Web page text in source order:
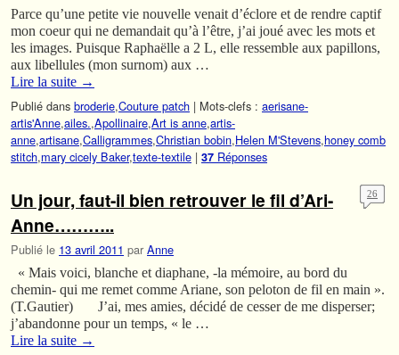
Parce qu’une petite vie nouvelle venait d’éclore et de rendre captif
mon coeur qui ne demandait qu’à l’être, j’ai joué avec les mots et
les images. Puisque Raphaëlle a 2 L, elle ressemble aux papillons,
aux libellules (mon surnom) aux …
Lire la suite →
Publié dans broderie,Couture patch | Mots-clefs : aerisane-
artis'Anne,ailes.,Apollinaire,Art is anne,artis-
anne,artisane,Calligrammes,Christian bobin,Helen M'Stevens,honey comb
stitch,mary cicely Baker,texte-textile | 37 Réponses
Un jour, faut-il bien retrouver le fil d’Ari-
Anne………..
Publié le 13 avril 2011 par Anne
26
« Mais voici, blanche et diaphane, -la mémoire, au bord du
chemin- qui me remet comme Ariane, son peloton de fil en main ».
(T.Gautier) J’ai, mes amies, décidé de cesser de me disperser;
j’abandonne pour un temps, « le …
Lire la suite →